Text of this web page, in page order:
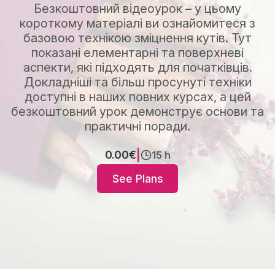
Безкоштовний відеоурок – у цьому
короткому матеріалі ви ознайомитеся з
базовою технікою зміцнення кутів. Тут
показані елементарні та поверхневі
аспекти, які підходять для початківців.
Докладніші та більш просунуті техніки
доступні в наших повних курсах, а цей
безкоштовний урок демонструє основи та
практичні поради.
0.00€ 15 h
See Plans